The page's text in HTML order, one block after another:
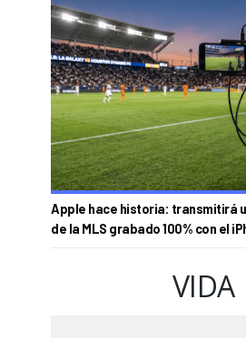
Apple hace historia: transmitirá
de la MLS grabado 100% con el
VIDA